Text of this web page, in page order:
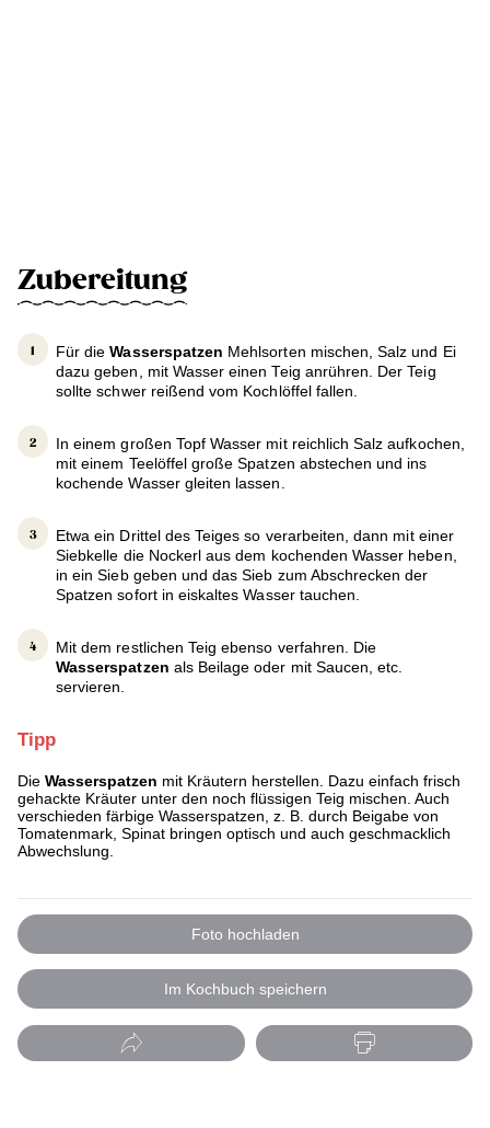
Zubereitung
Für dieWasserspatzen Mehlsorten mischen, Salz und Ei
dazu geben, mit Wasser einen Teig anrühren. Der Teig
sollte schwer reißend vom Kochlöffel fallen.
In einem großen Topf Wasser mit reichlich Salz aufkochen,
mit einem Teelöffel große Spatzen abstechen und ins
kochende Wasser gleiten lassen.
Etwa ein Drittel des Teiges so verarbeiten, dann mit einer
Siebkelle die Nockerl aus dem kochenden Wasser heben,
in ein Sieb geben und das Sieb zum Abschrecken der
Spatzen sofort in eiskaltes Wasser tauchen.
Mit dem restlichen Teig ebenso verfahren. Die
Wasserspatzen als Beilage oder mit Saucen, etc.
servieren.
Tipp
Die Wasserspatzen mit Kräutern herstellen. Dazu einfach frisch
gehackte Kräuter unter den noch flüssigen Teig mischen. Auch
verschieden färbige Wasserspatzen, z. B. durch Beigabe von
Tomatenmark, Spinat bringen optisch und auch geschmacklich
Abwechslung.
Foto hochladen
Im Kochbuch speichern